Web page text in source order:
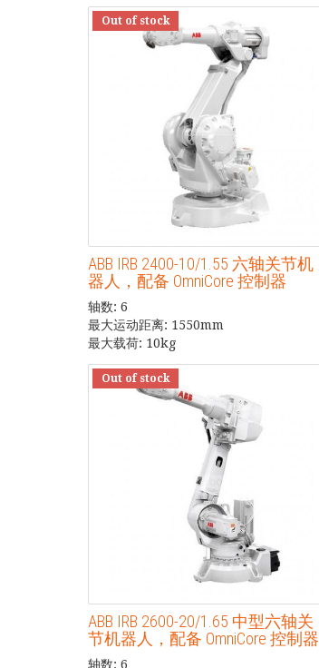
Out of stock
ABB IRB 2400-10/1.55 六轴关节机
器人，配备 OmniCore 控制器
轴数: 6
最大运动距离: 1550mm
最大载荷: 10kg
Out of stock
ABB IRB 2600-20/1.65 中型六轴关
节机器人，配备 OmniCore 控制器
轴数: 6